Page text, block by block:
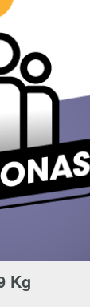
Kg
que se
y los
y no se pueden
acceder a tu
nos
el Sitio.
partes del